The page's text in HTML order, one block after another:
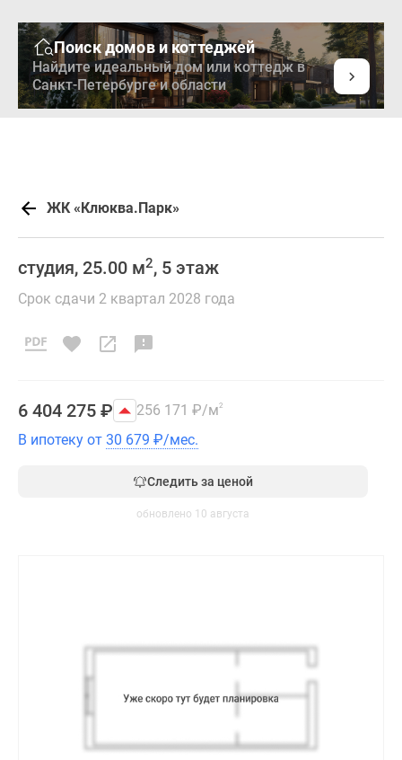
Поиск домов и коттеджей
Найдите идеальный дом или коттедж в
Санкт-Петербурге и области
ЖК «Клюква.Парк»
студия, 25.00 м2, 5 этаж
Срок сдачи 2 квартал 2028 года
6 404 275 ₽ 256 171 ₽/м2
В ипотеку от 30 679 ₽/мес.
Следить за ценой
обновлено 10 августа